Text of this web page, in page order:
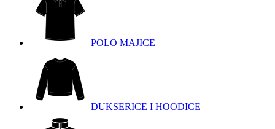
POLO MAJICE
DUKSERICE I HOODICE